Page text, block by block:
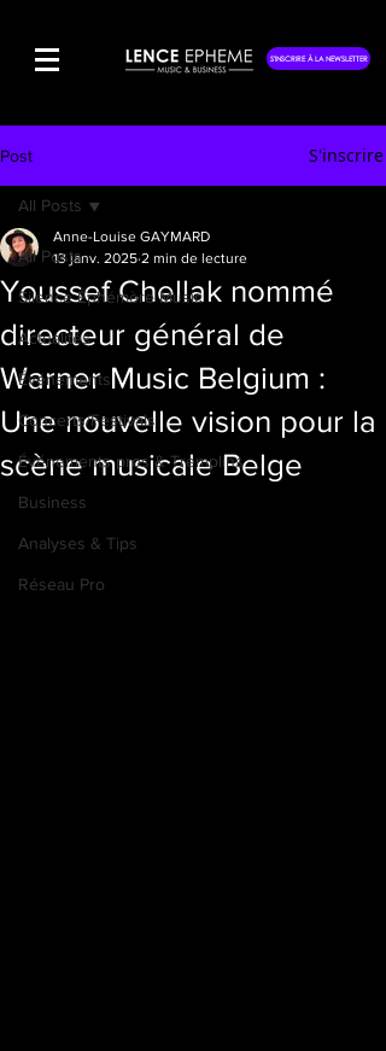
S'INSCRIRE À LA NEWSLETTER
Post S'inscrire
All Posts
Silence Éphémère Music
Actualités
Événements
Concerts/Festivals
Événements pros & Tremplins
Business
Analyses & Tips
Réseau Pro
All Posts
Youssef Chellak nommé
directeur général de
Warner Music Belgium :
Une nouvelle vision pour la
scène musicale Belge
Anne-Louise GAYMARD
13 janv. 2025 2 min de lecture